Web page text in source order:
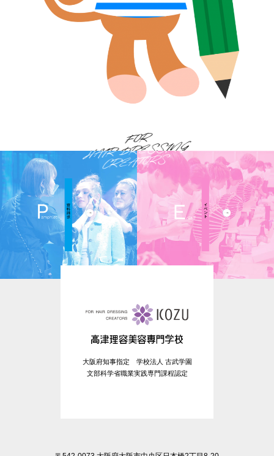
大阪府知事指定 学校法人 古武学園
文部科学省職業実践専門課程認定